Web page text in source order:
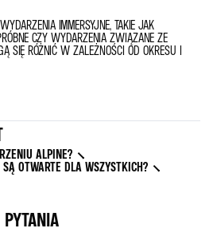
IMMERSYJNE, TAKIE JAK
CZY WYDARZENIA ZWIĄZANE ZE
SIĘ RÓŻNIĆ W ZALEŻNOŚCI OD OKRESU I
ALPINE?
OTWARTE DLA WSZYSTKICH?